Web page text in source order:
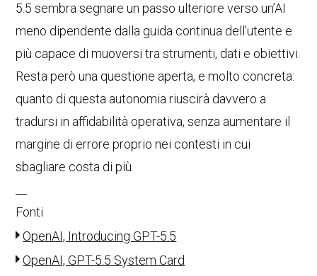
5.5 sembra segnare un passo ulteriore verso un’AI
meno dipendente dalla guida continua dell’utente e
più capace di muoversi tra strumenti, dati e obiettivi.
Resta però una questione aperta, e molto concreta:
quanto di questa autonomia riuscirà davvero a
tradursi in affidabilità operativa, senza aumentare il
margine di errore proprio nei contesti in cui
sbagliare costa di più.
Fonti
OpenAI, Introducing GPT-5.5
OpenAI, GPT-5.5 System Card